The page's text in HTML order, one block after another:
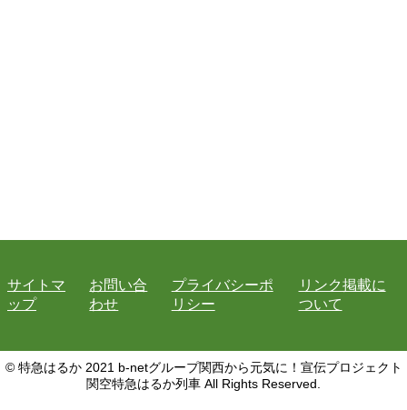
サイトマ
ップ
お問い合
わせ
プライバシーポ
リシー
リンク掲載に
ついて
© 特急はるか 2021 b-netグループ関西から元気に！宣伝プロジェクト
関空特急はるか列車 All Rights Reserved.